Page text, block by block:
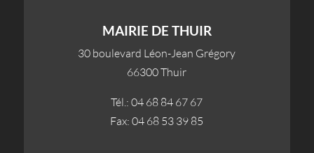
MAIRIE DE THUIR
30 boulevard Léon-Jean Grégory
66300 Thuir
Tél.: 04 68 84 67 67
Fax: 04 68 53 39 85